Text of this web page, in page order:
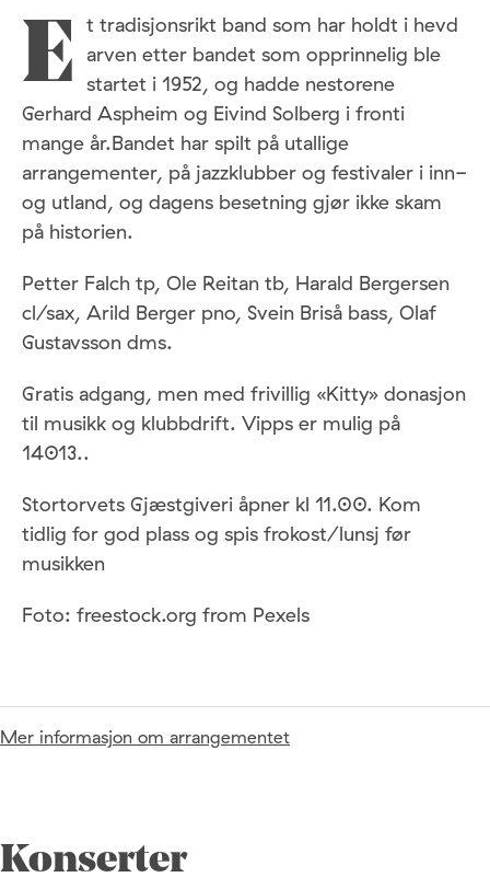
E t tradisjonsrikt band som har holdt i hevd
arven etter bandet som opprinnelig ble
startet i 1952, og hadde nestorene
Gerhard Aspheim og Eivind Solberg i fronti
mange år.Bandet har spilt på utallige
arrangementer, på jazzklubber og festivaler i inn-
og utland, og dagens besetning gjør ikke skam
på historien.
Petter Falch tp, Ole Reitan tb, Harald Bergersen
cl/sax, Arild Berger pno, Svein Briså bass, Olaf
Gustavsson dms.
Gratis adgang, men med frivillig «Kitty» donasjon
til musikk og klubbdrift. Vipps er mulig på
14013..
Stortorvets Gjæstgiveri åpner kl 11.00. Kom
tidlig for god plass og spis frokost/lunsj før
musikken
Foto: freestock.org from Pexels
Mer informasjon om arrangementet
Konserter